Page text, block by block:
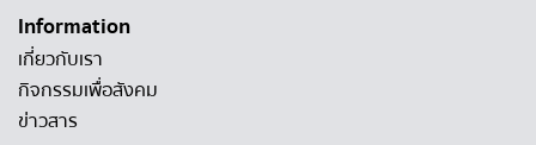
Information
เกี่ยวกับเรา
กิจกรรมเพื่อสังคม
ข่าวสาร